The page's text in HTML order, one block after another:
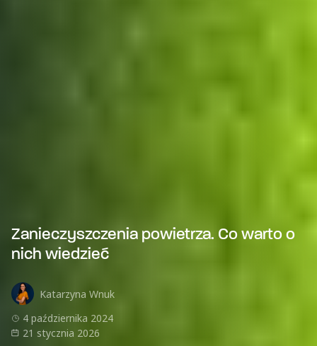
Zanieczyszczenia powietrza. Co warto o
nich wiedzieć
Katarzyna Wnuk
4 października 2024
21 stycznia 2026